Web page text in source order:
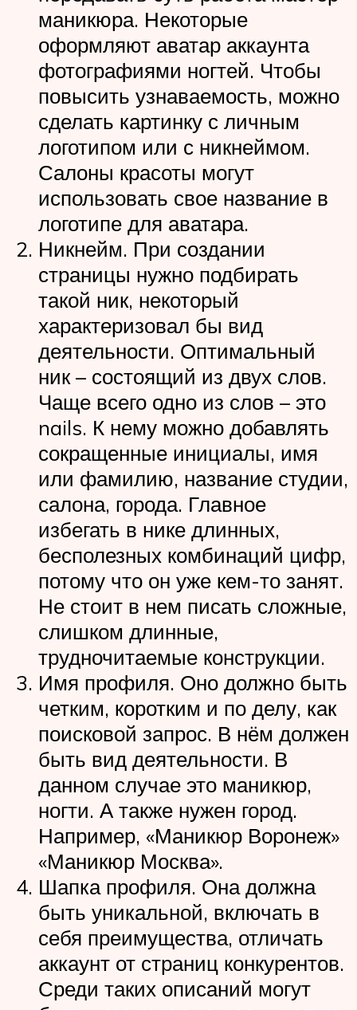
маникюра. Некоторые
оформляют аватар аккаунта
фотографиями ногтей. Чтобы
повысить узнаваемость, можно
сделать картинку с личным
логотипом или с никнеймом.
Салоны красоты могут
использовать свое название в
логотипе для аватара.
Никнейм. При создании
страницы нужно подбирать
такой ник, некоторый
характеризовал бы вид
деятельности. Оптимальный
ник – состоящий из двух слов.
Чаще всего одно из слов – это
nails. К нему можно добавлять
сокращенные инициалы, имя
или фамилию, название студии,
салона, города. Главное
избегать в нике длинных,
бесполезных комбинаций цифр,
потому что он уже кем-то занят.
Не стоит в нем писать сложные,
слишком длинные,
трудночитаемые конструкции.
Имя профиля. Оно должно быть
четким, коротким и по делу, как
поисковой запрос. В нём должен
быть вид деятельности. В
данном случае это маникюр,
ногти. А также нужен город.
Например, «Маникюр Воронеж»
«Маникюр Москва».
Шапка профиля. Она должна
быть уникальной, включать в
себя преимущества, отличать
аккаунт от страниц конкурентов.
Среди таких описаний могут